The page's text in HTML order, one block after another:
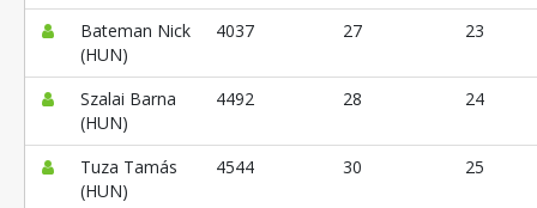
Bateman Nick
(HUN)
4037 27 23
Szalai Barna
(HUN)
4492 28 24
Tuza Tamás
(HUN)
4544 30 25